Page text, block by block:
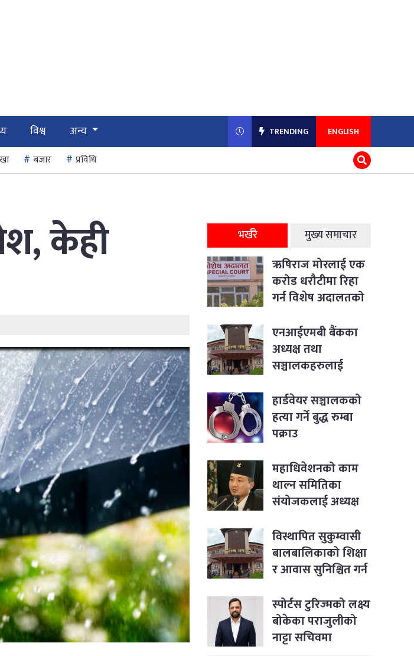
विश्व अन्य TRENDING ENGLISH
बजार प्रविधि
केही भर्खरै मुख्य समाचार
ऋषिराज मोरलाई एक
करोड धरौटीमा रिहा
गर्न विशेष अदालतको
एनआईएमबी बैंकका
अध्यक्ष तथा
सञ्चालकहरुलाई
आदेश
हार्डवेयर सञ्चालकको
हत्या गर्ने बुद्ध रुम्बा
पक्राउ
महाधिवेशनको काम
थाल्न समितिका
संयोजकलाई अध्यक्ष
विस्थापित सुकुम्वासी
बालबालिकाको शिक्षा
र आवास सुनिश्चित गर्न
स्पोर्टस टुरिज्मको लक्ष्य
बोकेका पराजुलीको
नाट्टा सचिवमा